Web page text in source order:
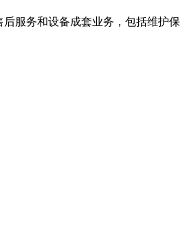
服务和设备成套业务，包括维护保